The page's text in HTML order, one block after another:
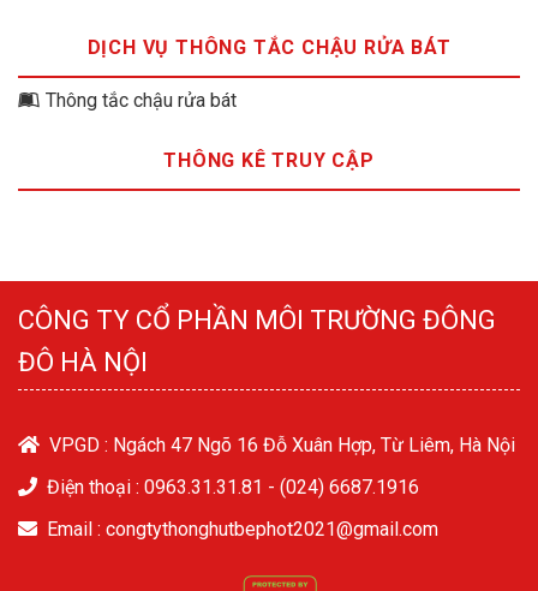
DỊCH VỤ THÔNG TẮC CHẬU RỬA BÁT
Thông tắc chậu rửa bát
THÔNG KÊ TRUY CẬP
CÔNG TY CỔ PHẦN MÔI TRƯỜNG ĐÔNG
ĐÔ HÀ NỘI
VPGD : Ngách 47 Ngõ 16 Đỗ Xuân Hợp, Từ Liêm, Hà Nội
Điện thoại : 0963.31.31.81 - (024) 6687.1916
Email : congtythonghutbephot2021@gmail.com